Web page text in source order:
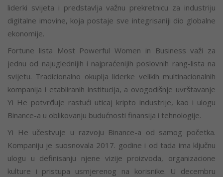
liderki svijeta i predstavlja važnu prekretnicu za industriju
digitalne imovine, koja postaje sve integrisaniji dio globalne
ekonomije.
Fortune lista Most Powerful Women in Business važi za
jednu od najuglednijih i najpraćenijih poslovnih rang-lista na
svijetu. Tradicionalno okuplja liderke velikih multinacionalnih
kompanija i etabliranih institucija, a ovogodišnje uvrštavanje
Yi He potvrđuje rastući uticaj kripto industrije, kao i ulogu
Binance-a u oblikovanju budućnosti finansija i tehnologije.
Yi He učestvuje u razvoju Binance-a od samog početka.
Kompaniju je suosnovala 2017. godine i od tada ima ključnu
ulogu u definisanju njene vizije proizvoda, organizacione
kulture i pristupa usmjerenog na korisnike. U decembru